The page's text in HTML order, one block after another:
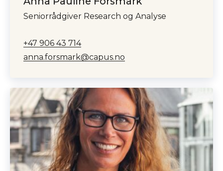
Seniorrådgiver Research og Analyse
+47 906 43 714
anna.forsmark@capus.no